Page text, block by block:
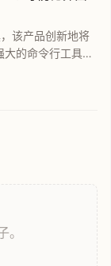
该产品创新地将
的命令行工具整
的配置方式大幅